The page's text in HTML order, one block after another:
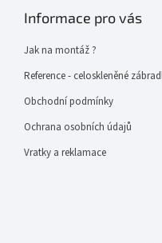
Informace pro vás
Jak na montáž ?
Reference - celoskleněné
Obchodní podmínky
Ochrana osobních údajů
Vratky a reklamace